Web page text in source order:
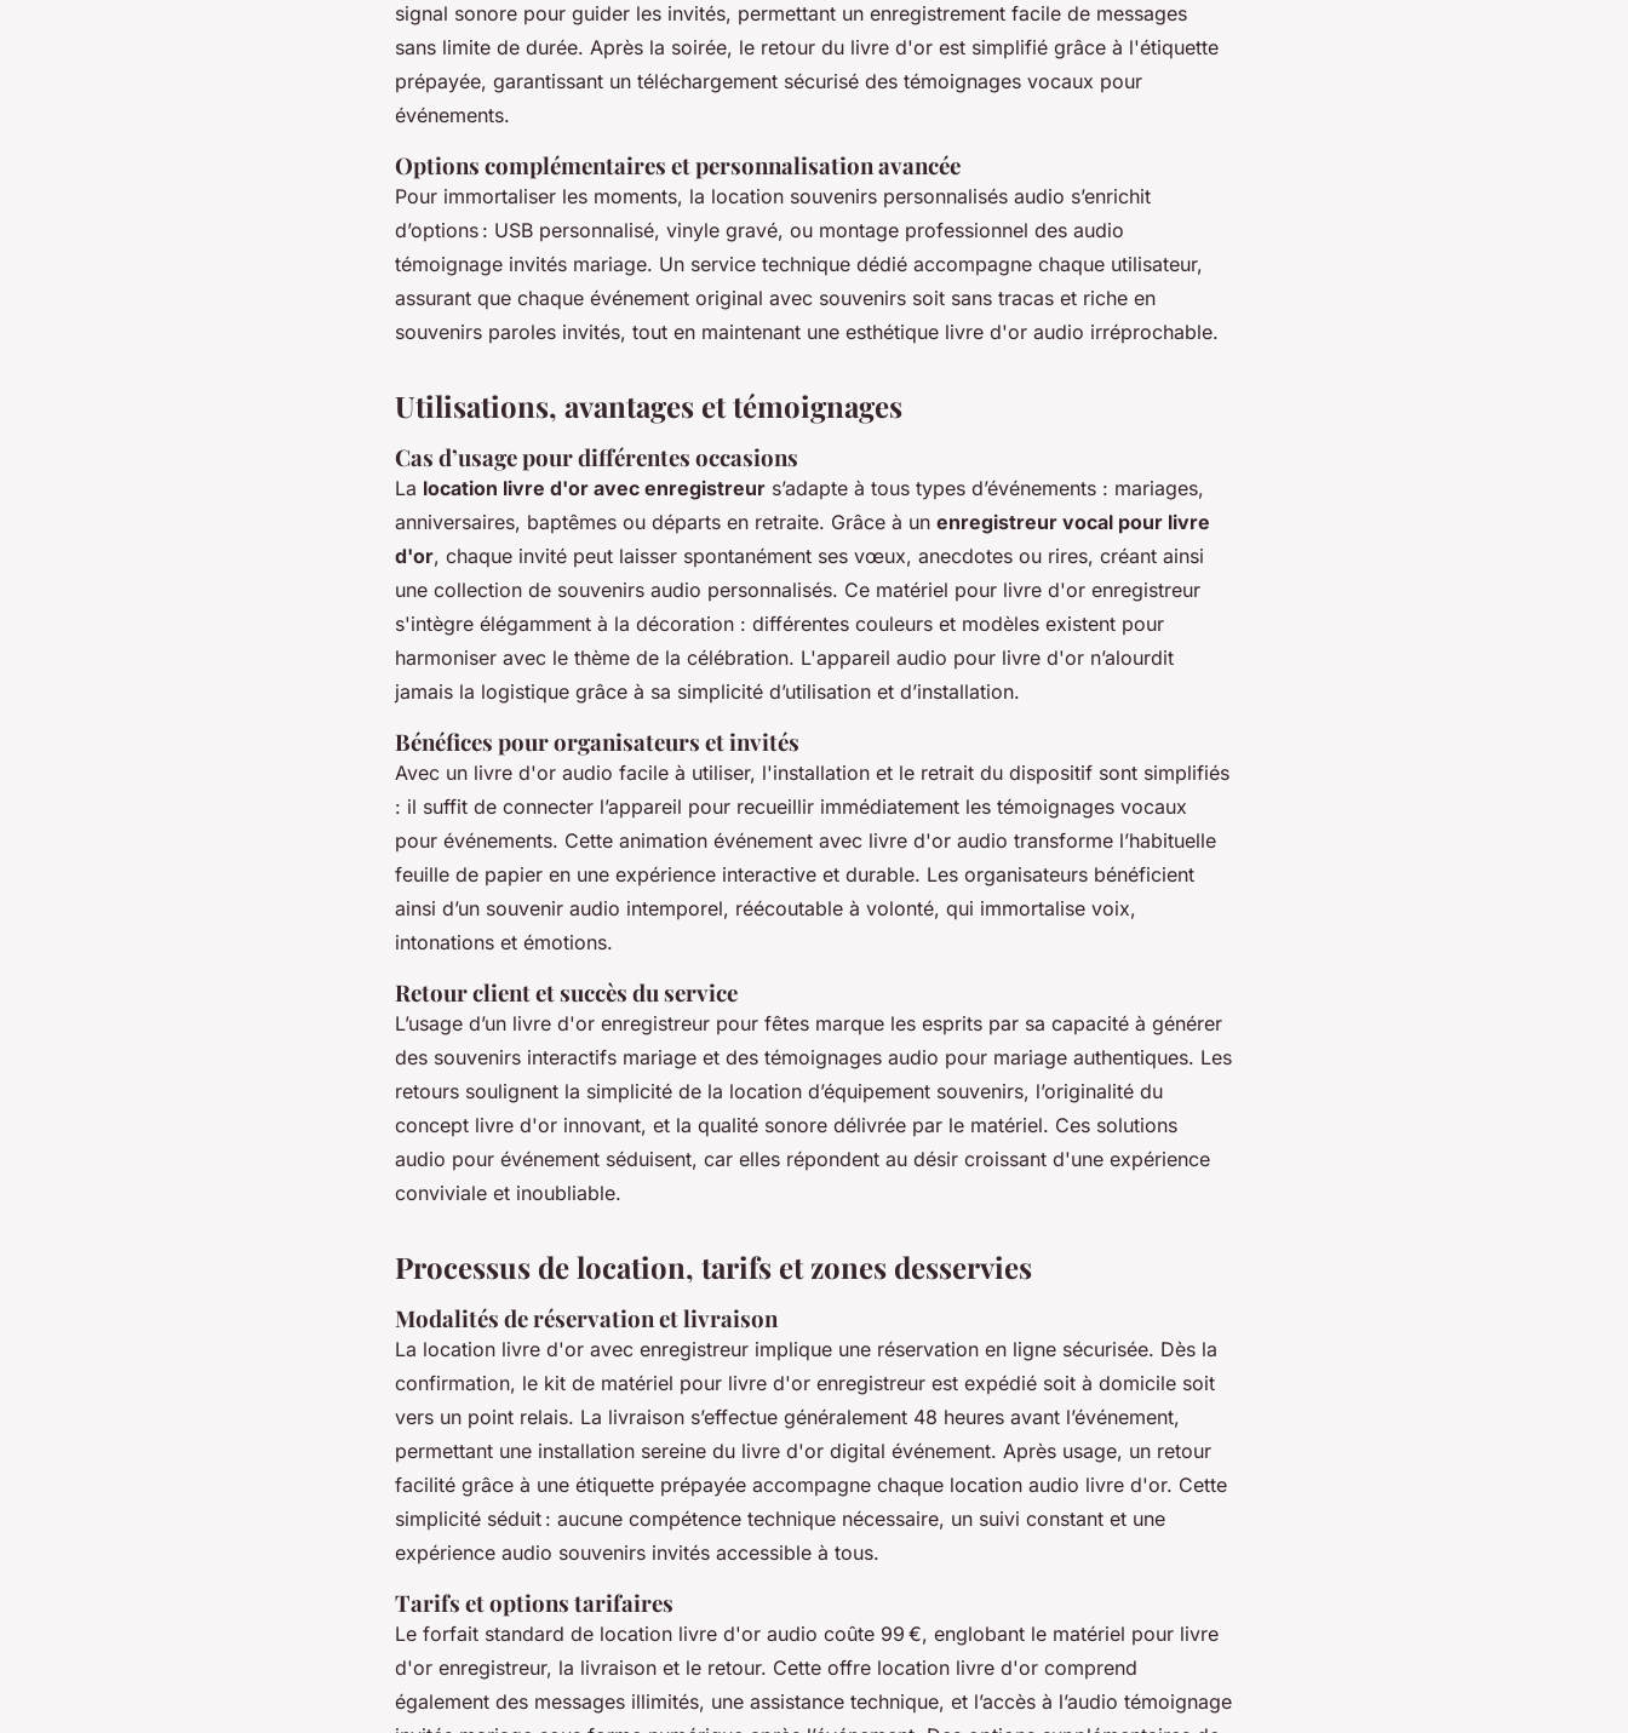
signal sonore pour guider les invités, permettant un enregistrement facile de messages
sans limite de durée. Après la soirée, le retour du livre d'or est simplifié grâce à l'étiquette
prépayée, garantissant un téléchargement sécurisé des témoignages vocaux pour
événements.
Options complémentaires et personnalisation avancée
Pour immortaliser les moments, la location souvenirs personnalisés audio s’enrichit
d’options : USB personnalisé, vinyle gravé, ou montage professionnel des audio
témoignage invités mariage. Un service technique dédié accompagne chaque utilisateur,
assurant que chaque événement original avec souvenirs soit sans tracas et riche en
souvenirs paroles invités, tout en maintenant une esthétique livre d'or audio irréprochable.
Utilisations, avantages et témoignages
Cas d’usage pour différentes occasions
La location livre d'or avec enregistreur s’adapte à tous types d’événements : mariages,
anniversaires, baptêmes ou départs en retraite. Grâce à un enregistreur vocal pour livre
d'or, chaque invité peut laisser spontanément ses vœux, anecdotes ou rires, créant ainsi
une collection de souvenirs audio personnalisés. Ce matériel pour livre d'or enregistreur
s'intègre élégamment à la décoration : différentes couleurs et modèles existent pour
harmoniser avec le thème de la célébration. L'appareil audio pour livre d'or n’alourdit
jamais la logistique grâce à sa simplicité d’utilisation et d’installation.
Bénéfices pour organisateurs et invités
Avec un livre d'or audio facile à utiliser, l'installation et le retrait du dispositif sont simplifiés
: il suffit de connecter l’appareil pour recueillir immédiatement les témoignages vocaux
pour événements. Cette animation événement avec livre d'or audio transforme l’habituelle
feuille de papier en une expérience interactive et durable. Les organisateurs bénéficient
ainsi d’un souvenir audio intemporel, réécoutable à volonté, qui immortalise voix,
intonations et émotions.
Retour client et succès du service
L’usage d’un livre d'or enregistreur pour fêtes marque les esprits par sa capacité à générer
des souvenirs interactifs mariage et des témoignages audio pour mariage authentiques. Les
retours soulignent la simplicité de la location d’équipement souvenirs, l’originalité du
concept livre d'or innovant, et la qualité sonore délivrée par le matériel. Ces solutions
audio pour événement séduisent, car elles répondent au désir croissant d'une expérience
conviviale et inoubliable.
Processus de location, tarifs et zones desservies
Modalités de réservation et livraison
La location livre d'or avec enregistreur implique une réservation en ligne sécurisée. Dès la
confirmation, le kit de matériel pour livre d'or enregistreur est expédié soit à domicile soit
vers un point relais. La livraison s’effectue généralement 48 heures avant l’événement,
permettant une installation sereine du livre d'or digital événement. Après usage, un retour
facilité grâce à une étiquette prépayée accompagne chaque location audio livre d'or. Cette
simplicité séduit : aucune compétence technique nécessaire, un suivi constant et une
expérience audio souvenirs invités accessible à tous.
Tarifs et options tarifaires
Le forfait standard de location livre d'or audio coûte 99 €, englobant le matériel pour livre
d'or enregistreur, la livraison et le retour. Cette offre location livre d'or comprend
également des messages illimités, une assistance technique, et l’accès à l’audio témoignage